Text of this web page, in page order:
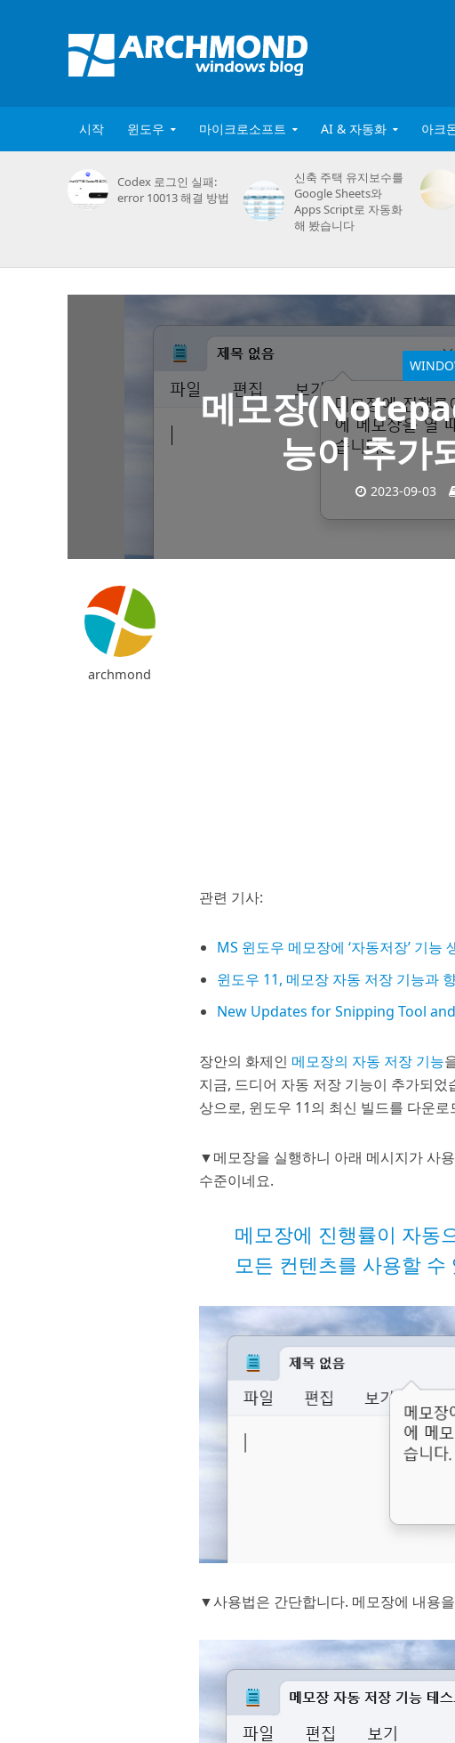
시작 윈도우 마이크로소프트 AI & 자동화 아크
Codex 로그인 실패:
error 10013 해결 방법
신축 주택 유지보수를
Google Sheets와
Apps Script로 자동화
해 봤습니다
메모장
능이 추가
2023-09-03
archmond
관련 기사:
MS 윈도우 메모장에 ‘자동저장’ 기능
윈도우 11, 메모장 자동 저장 기능과
New Updates for Snipping Tool
장안의 화제인 메모장의 자동 저장 기능
지금, 드디어 자동 저장 기능이 추가되
상으로, 윈도우 11의 최신 빌드를 다운
▼메모장을 실행하니 아래 메시지가 사
수준이네요.
메모장에 진행률이 자동
모든 컨텐츠를 사용할 수
▼사용법은 간단합니다. 메모장에 내용